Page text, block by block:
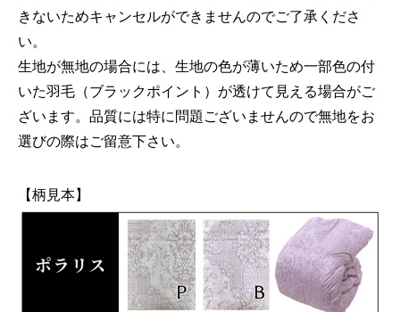
きないためキャンセルができませんのでご了承くださ
い。
生地が無地の場合には、生地の色が薄いため一部色の付
いた羽毛（ブラックポイント）が透けて見える場合がご
ざいます。品質には特に問題ございませんので無地をお
選びの際はご留意下さい。
【柄見本】